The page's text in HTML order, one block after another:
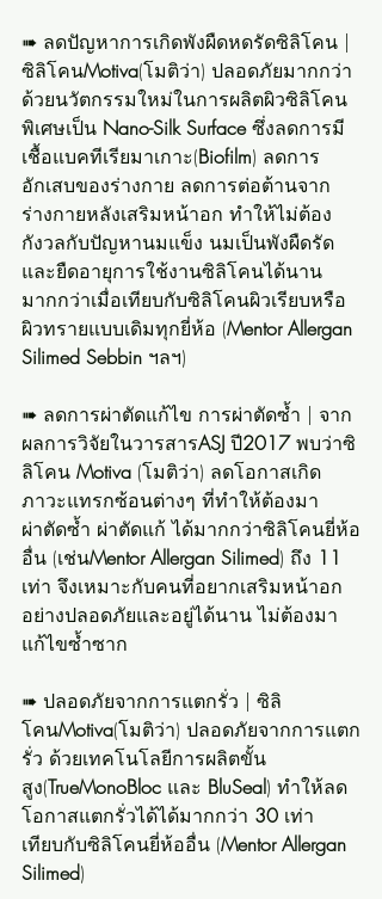
➠ ลดปัญหาการเกิดพังผืดหดรัดซิลิโคน |
ซิลิโคนMotiva(โมติว่า) ปลอดภัยมากกว่า
ด้วยนวัตกรรมใหม่ในการผลิตผิวซิลิโคน
พิเศษเป็น Nano-Silk Surface ซึ่งลดการมี
เชื้อแบคทีเรียมาเกาะ(Biofilm) ลดการ
อักเสบของร่างกาย ลดการต่อต้านจาก
ร่างกายหลังเสริมหน้าอก ทำให้ไม่ต้อง
กังวลกับปัญหานมแข็ง นมเป็นพังผืดรัด
และยืดอายุการใช้งานซิลิโคนได้นาน
มากกว่าเมื่อเทียบกับซิลิโคนผิวเรียบหรือ
ผิวทรายแบบเดิมทุกยี่ห้อ (Mentor Allergan
Silimed Sebbin ฯลฯ)
➠ ลดการผ่าตัดแก้ไข การผ่าตัดซ้ำ | จาก
ผลการวิจัยในวารสารASJ ปี2017 พบว่าซิ
ลิโคน Motiva (โมติว่า) ลดโอกาสเกิด
ภาวะแทรกซ้อนต่างๆ ที่ทำให้ต้องมา
ผ่าตัดซ้ำ ผ่าตัดแก้ ได้มากกว่าซิลิโคนยี่ห้อ
อื่น (เช่นMentor Allergan Silimed) ถึง 11
เท่า จึงเหมาะกับคนที่อยากเสริมหน้าอก
อย่างปลอดภัยและอยู่ได้นาน ไม่ต้องมา
แก้ไขซ้ำซาก
➠ ปลอดภัยจากการแตกรั่ว | ซิลิ
โคนMotiva(โมติว่า) ปลอดภัยจากการแตก
รั่ว ด้วยเทคโนโลยีการผลิตขั้น
สูง(TrueMonoBloc และ BluSeal) ทำให้ลด
โอกาสแตกรั่วได้ได้มากกว่า 30 เท่า
เทียบกับซิลิโคนยี่ห้ออื่น (Mentor Allergan
Silimed)